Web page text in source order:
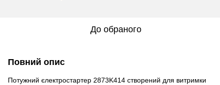
До обраного
Повний опис
Потужний єлектростартер 2873K414 створений для витримки